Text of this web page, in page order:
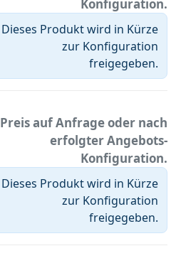
Konfiguration.
Dieses Produkt wird in Kürze
zur Konfiguration
freigegeben.
Preis auf Anfrage oder nach
erfolgter Angebots-
Konfiguration.
Dieses Produkt wird in Kürze
zur Konfiguration
freigegeben.